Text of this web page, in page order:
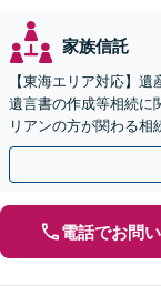
家族信託
【東海エリア対応】
遺言書の作成等相続に
リアンの方が関わる相
決を特に意識していま
電話でお問